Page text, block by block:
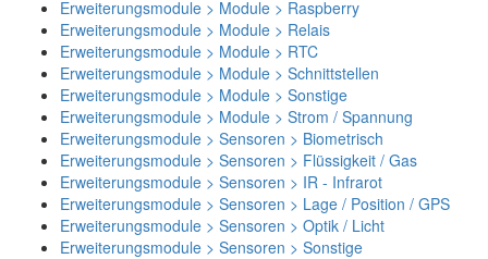
Erweiterungsmodule > Module > Raspberry
Erweiterungsmodule > Module > Relais
Erweiterungsmodule > Module > RTC
Erweiterungsmodule > Module > Schnittstellen
Erweiterungsmodule > Module > Sonstige
Erweiterungsmodule > Module > Strom / Spannung
Erweiterungsmodule > Sensoren > Biometrisch
Erweiterungsmodule > Sensoren > Flüssigkeit / Gas
Erweiterungsmodule > Sensoren > IR - Infrarot
Erweiterungsmodule > Sensoren > Lage / Position / GPS
Erweiterungsmodule > Sensoren > Optik / Licht
Erweiterungsmodule > Sensoren > Sonstige